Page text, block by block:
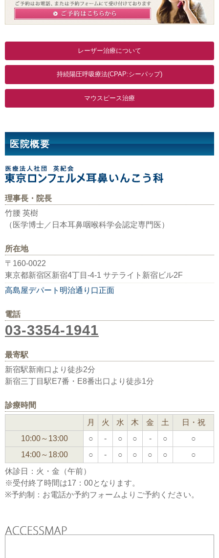
レーザー治療について
持続陽圧呼吸療法(CPAP:シーパップ)
マウスピース治療
医院概要
理事長・院長
竹腰 英樹
（医学博士／日本耳鼻咽喉科学会認定専門医）
所在地
〒160-0022
東京都新宿区新宿4丁目-4-1 サテライト新宿ビル2F
高島屋デパート明治通り口正面
電話
03-3354-1941
最寄駅
新宿駅新南口より徒歩2分
新宿三丁目駅E7番・E8番出口より徒歩1分
診療時間
月 火 水 木 金 土
日・祝
10:00～13:00
○ - ○ ○ - ○
○
14:00～18:00
○ - ○ ○ ○ ○
○
休診日：火・金（午前）
※受付終了時間は17：00となります。
※予約制：お電話か予約フォームよりご予約ください。